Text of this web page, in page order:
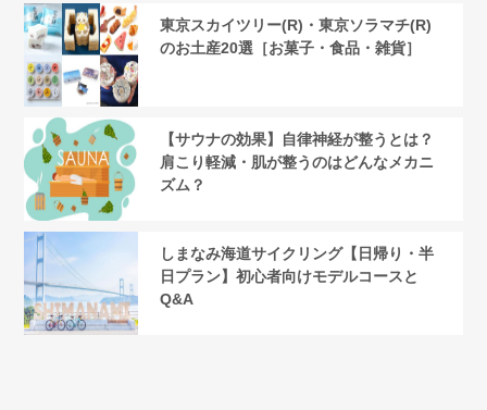
東京スカイツリー(R)・東京ソラマチ(R)
のお土産20選［お菓子・食品・雑貨］
【サウナの効果】自律神経が整うとは？
肩こり軽減・肌が整うのはどんなメカニ
ズム？
しまなみ海道サイクリング【日帰り・半
日プラン】初心者向けモデルコースと
Q&A